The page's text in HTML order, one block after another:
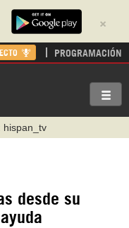
×
PROGRAMACIÓN
hispan_tv
desde su